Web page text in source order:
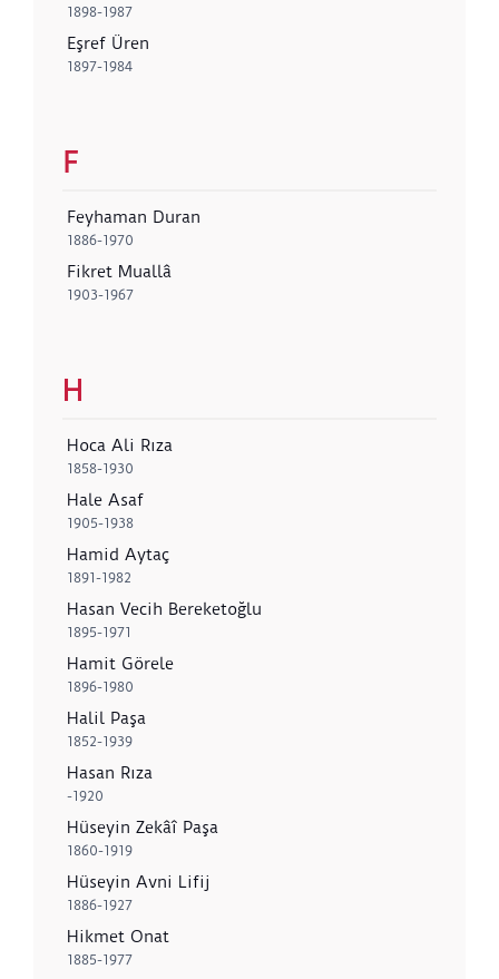
1898-1987
Eşref Üren
1897-1984
F
Feyhaman Duran
1886-1970
Fikret Muallâ
1903-1967
H
Hoca Ali Rıza
1858-1930
Hale Asaf
1905-1938
Hamid Aytaç
1891-1982
Hasan Vecih Bereketoğlu
1895-1971
Hamit Görele
1896-1980
Halil Paşa
1852-1939
Hasan Rıza
-1920
Hüseyin Zekâî Paşa
1860-1919
Hüseyin Avni Lifij
1886-1927
Hikmet Onat
1885-1977